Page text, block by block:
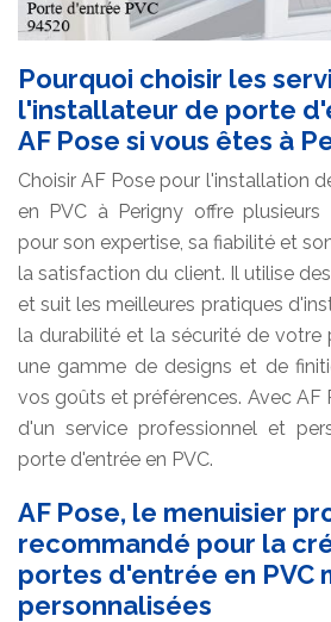
Pourquoi choisir les
l'installateur de porte
AF Pose si vous êtes à
Choisir AF Pose pour l'installation
en PVC à Perigny offre plusieurs
pour son expertise, sa fiabilité et
la satisfaction du client. Il utilise
et suit les meilleures pratiques
la durabilité et la sécurité de votre
une gamme de designs et de
vos goûts et préférences. Avec AF
d'un service professionnel et
porte d'entrée en PVC.
AF Pose, le menuisier
recommandé pour la
portes d'entrée en PVC
personnalisées